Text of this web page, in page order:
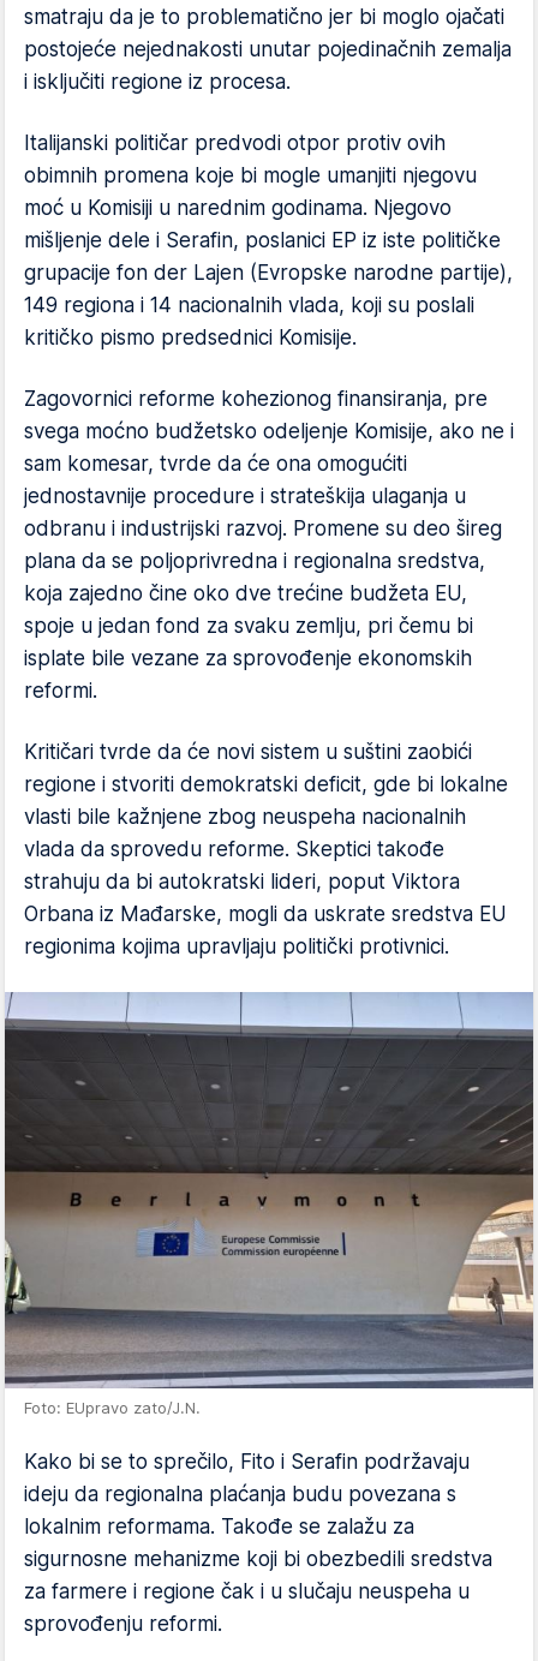
smatraju da je to problematično jer bi moglo ojačati
postojeće nejednakosti unutar pojedinačnih zemalja
i isključiti regione iz procesa.
Italijanski političar predvodi otpor protiv ovih
obimnih promena koje bi mogle umanjiti njegovu
moć u Komisiji u narednim godinama. Njegovo
mišljenje dele i Serafin, poslanici EP iz iste političke
grupacije fon der Lajen (Evropske narodne partije),
149 regiona i 14 nacionalnih vlada, koji su poslali
kritičko pismo predsednici Komisije.
Zagovornici reforme kohezionog finansiranja, pre
svega moćno budžetsko odeljenje Komisije, ako ne i
sam komesar, tvrde da će ona omogućiti
jednostavnije procedure i strateškija ulaganja u
odbranu i industrijski razvoj. Promene su deo šireg
plana da se poljoprivredna i regionalna sredstva,
koja zajedno čine oko dve trećine budžeta EU,
spoje u jedan fond za svaku zemlju, pri čemu bi
isplate bile vezane za sprovođenje ekonomskih
reformi.
Kritičari tvrde da će novi sistem u suštini zaobići
regione i stvoriti demokratski deficit, gde bi lokalne
vlasti bile kažnjene zbog neuspeha nacionalnih
vlada da sprovedu reforme. Skeptici takođe
strahuju da bi autokratski lideri, poput Viktora
Orbana iz Mađarske, mogli da uskrate sredstva EU
regionima kojima upravljaju politički protivnici.
Foto: EUpravo zato/J.N.
Kako bi se to sprečilo, Fito i Serafin podržavaju
ideju da regionalna plaćanja budu povezana s
lokalnim reformama. Takođe se zalažu za
sigurnosne mehanizme koji bi obezbedili sredstva
za farmere i regione čak i u slučaju neuspeha u
sprovođenju reformi.